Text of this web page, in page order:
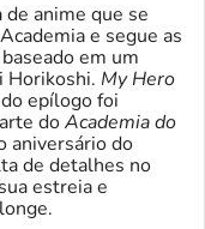
de anime que se
e segue as
em um
Horikoshi. My Hero
epílogo foi
doAcademia do
aniversário do
de detalhes no
estreia e